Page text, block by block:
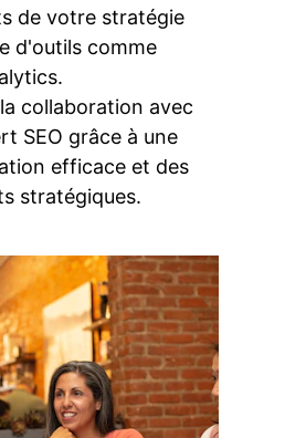
de votre stratégie
d'outils comme
collaboration avec
SEO grâce à une
efficace et des
stratégiques.